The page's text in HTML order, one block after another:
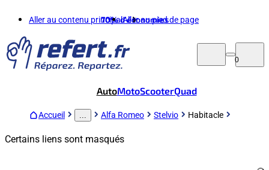
Aller au contenu principalAller au pied de page
70%d'économies
0
AutoMotoScooterQuad
Accueil Alfa Romeo Stelvio Habitacle
Certains liens sont masqués